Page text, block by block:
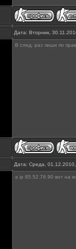
Дата: Вторник,
В след. раз пиши по
Дата: Среда,
а ip 95.52.76.90 вот на